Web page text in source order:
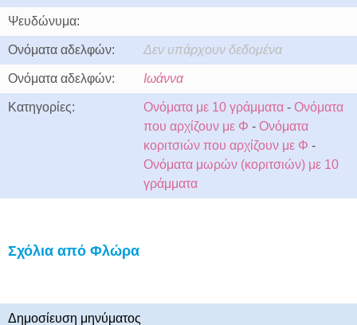
Ψευδώνυμα:
Ονόματα αδελφών: Δεν υπάρχουν δεδομένα
Ονόματα αδελφών: Ιωάννα
Κατηγορίες: Ονόματα με 10 γράμματα - Ονόματα
που αρχίζουν με Φ - Ονόματα
κοριτσιών που αρχίζουν με Φ -
Ονόματα μωρών (κοριτσιών) με 10
γράμματα
Σχόλια από Φλώρα
Δημοσίευση μηνύματος